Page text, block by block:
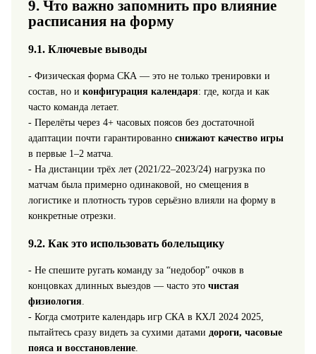
9. Что важно запомнить про влияние
расписания на форму
9.1. Ключевые выводы
- Физическая форма СКА — это не только тренировки и
состав, но и конфигурация календаря: где, когда и как
часто команда летает.
- Перелёты через 4+ часовых поясов без достаточной
адаптации почти гарантированно снижают качество игры
в первые 1–2 матча.
- На дистанции трёх лет (2021/22–2023/24) нагрузка по
матчам была примерно одинаковой, но смещения в
логистике и плотность туров серьёзно влияли на форму в
конкретные отрезки.
9.2. Как это использовать болельщику
- Не спешите ругать команду за “недобор” очков в
концовках длинных выездов — часто это чистая
физиология.
- Когда смотрите календарь игр СКА в КХЛ 2024 2025,
пытайтесь сразу видеть за сухими датами дороги, часовые
пояса и восстановление.